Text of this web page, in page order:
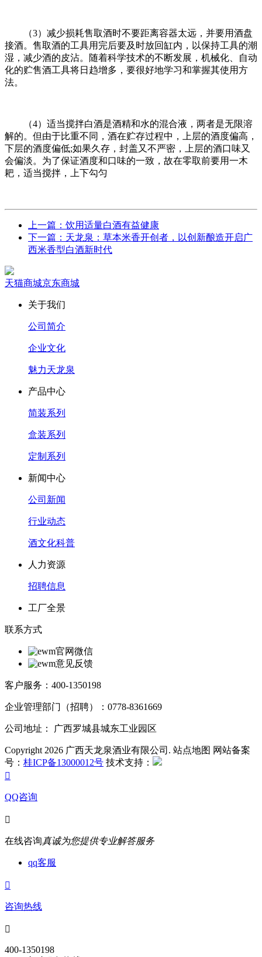
（3）减少损耗售取酒时不要距离容器太远，并要用酒盘
接酒。售取酒的工具用完后要及时放回缸内，以保持工具的潮
湿，减少酒的皮沾。随着科学技术的不断发展，机械化、自动
化的贮售酒工具将日趋增多，要很好地学习和掌握其使用方
法。
（4）适当搅拌白酒是酒精和水的混合液，两者是无限溶
解的。但由于比重不同，酒在贮存过程中，上层的酒度偏高，
下层的酒度偏低;如果久存，封盖又不严密，上层的酒口味又
会偏淡。为了保证酒度和口味的一致，故在零取前要用一木
耙，适当搅拌，上下勾匀
上一篇：饮用适量白酒有益健康
下一篇：天龙泉：草本米香开创者，以创新酿造开启广
西米香型白酒新时代
天猫商城京东商城
关于我们
公司简介
企业文化
魅力天龙泉
产品中心
简装系列
盒装系列
定制系列
新闻中心
公司新闻
行业动态
酒文化科普
人力资源
招聘信息
工厂全景
联系方式
官网微信
意见反馈
客户服务：400-1350198
企业管理部门（招聘）：0778-8361669
公司地址： 广西罗城县城东工业园区
Copyright 2026 广西天龙泉酒业有限公司. 站点地图 网站备案
号： 桂ICP备13000012号 技术支持：

QQ咨询

在线咨询真诚为您提供专业解答服务
qq客服

咨询热线

400-1350198